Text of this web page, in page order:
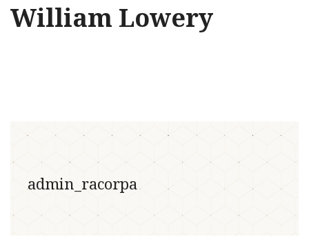
William Lowery
admin_racorpa